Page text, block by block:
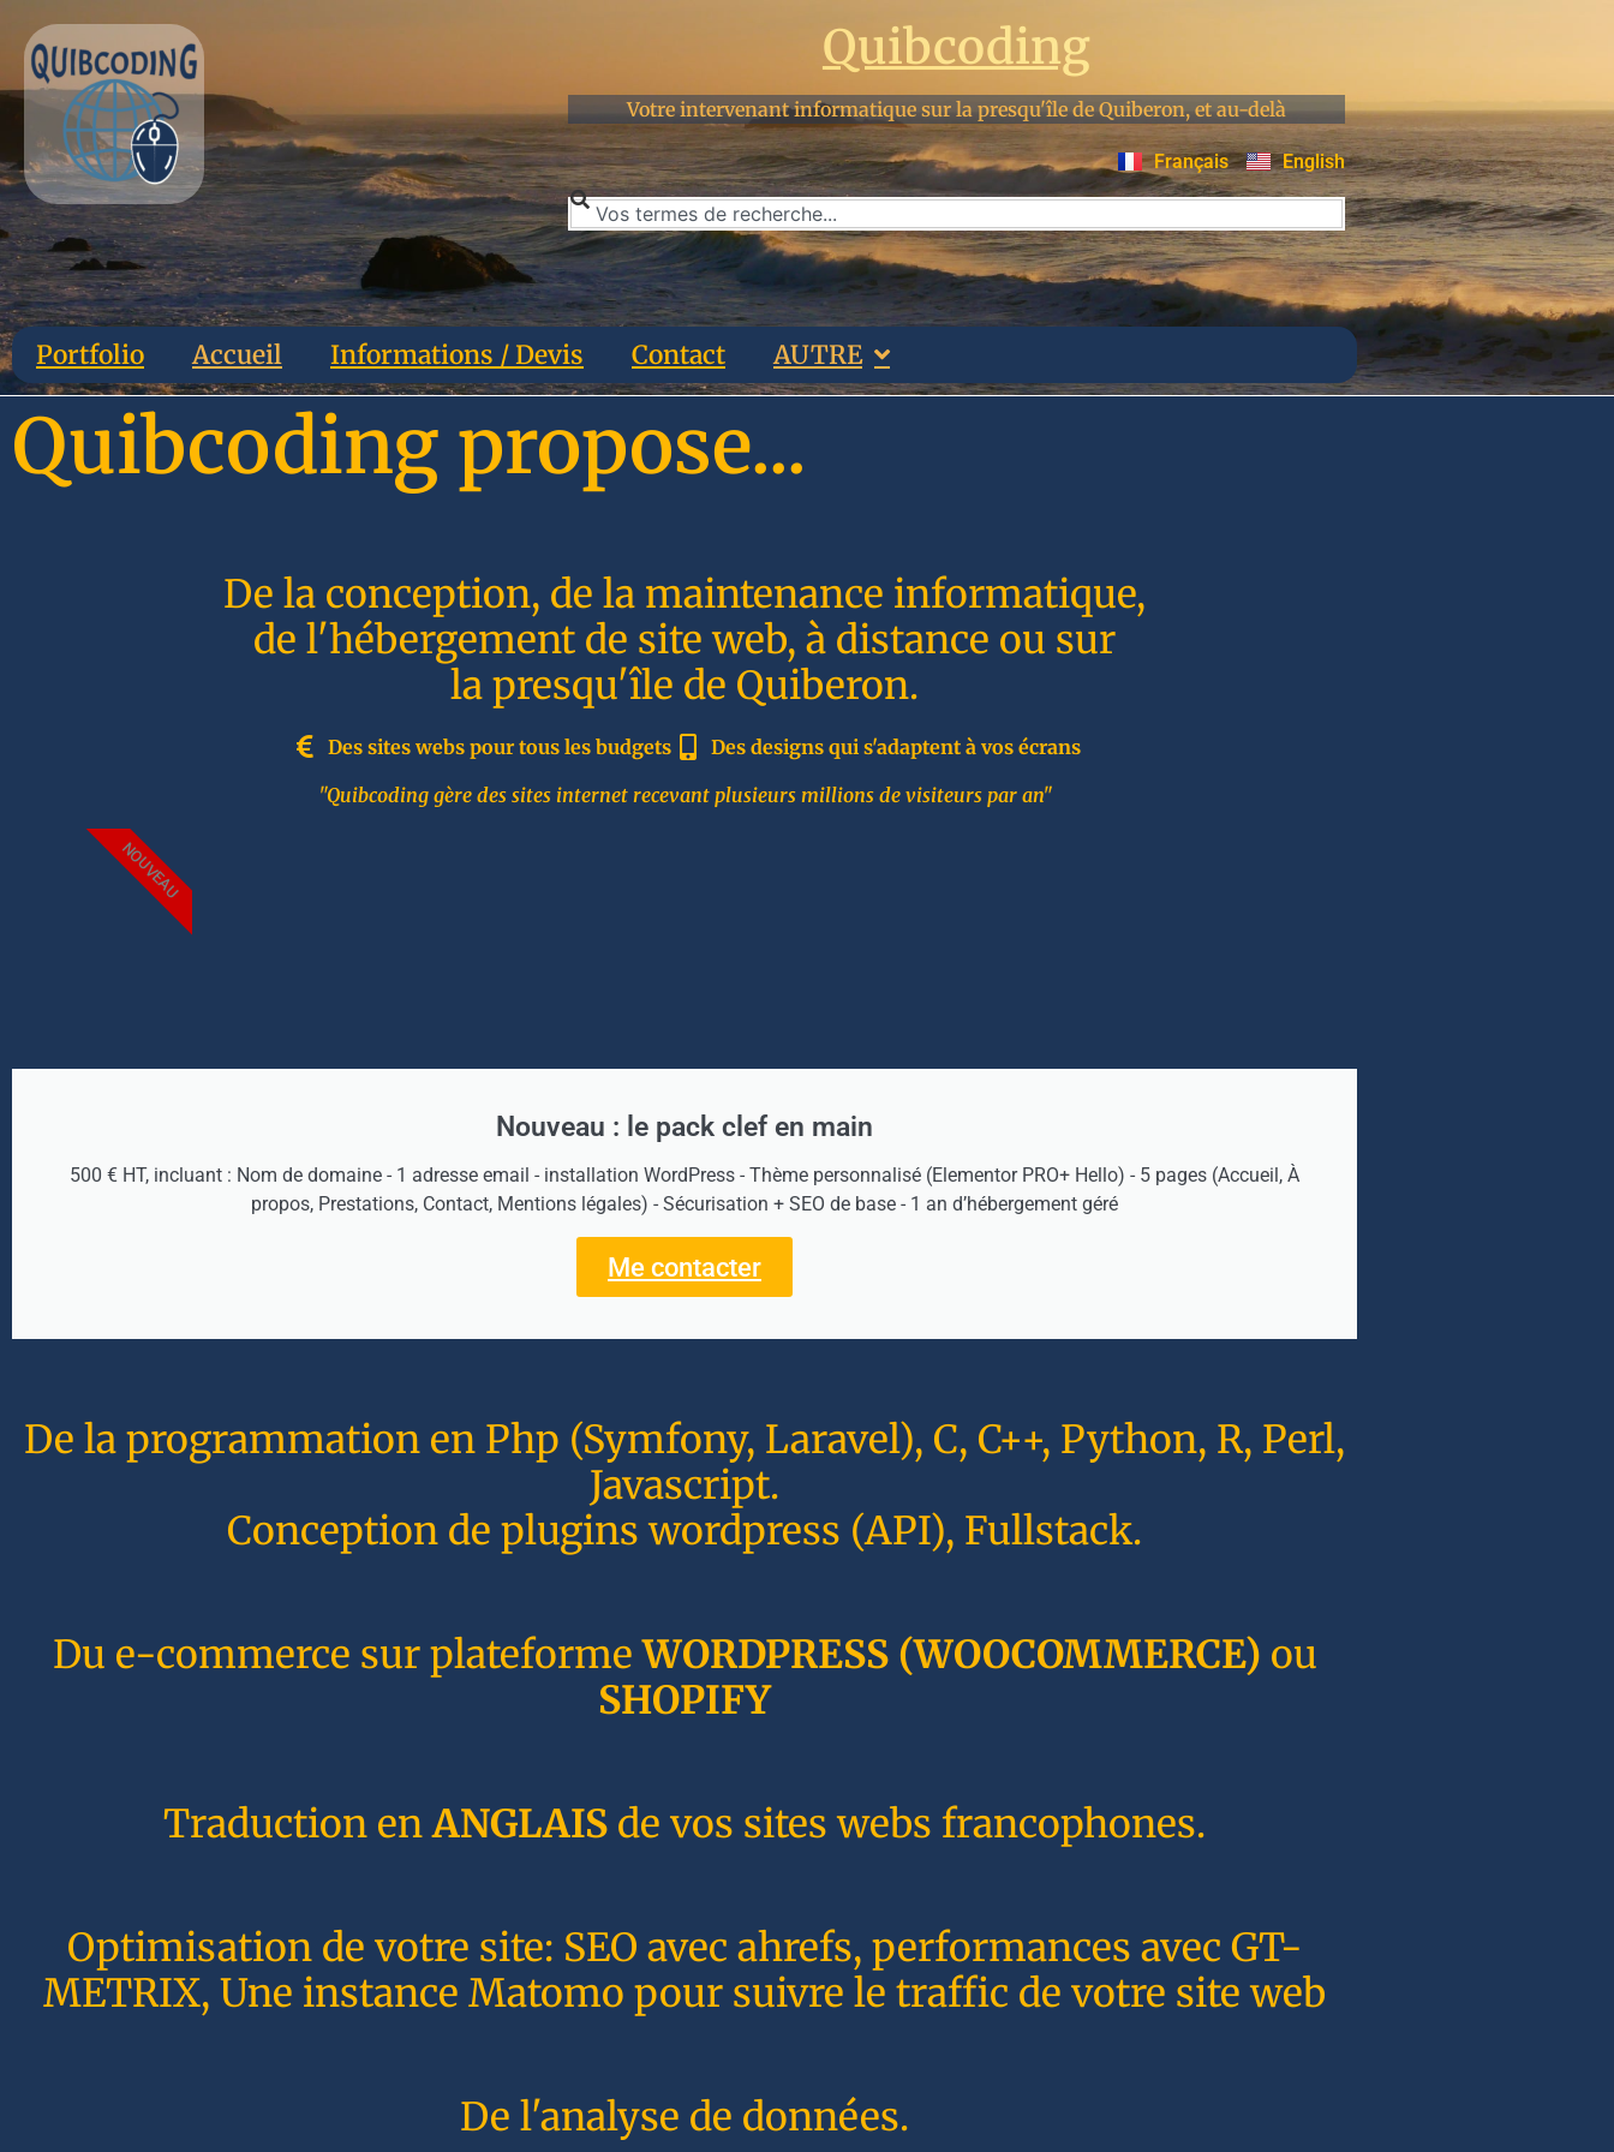
Quibcoding
Votre intervenant informatique sur la presqu'île de Quiberon, et au-delà
Français English
Portfolio Accueil Informations / Devis Contact AUTRE
Quibcoding propose...
De la conception, de la maintenance informatique,
de l'hébergement de site web, à distance ou sur
la presqu'île de Quiberon.
Des sites webs pour tous les budgets
Des designs qui s'adaptent à vos écrans
"Quibcoding gère des sites internet recevant plusieurs millions de visiteurs par an"
Nouveau : le pack clef en main
500 € HT, incluant : Nom de domaine - 1 adresse email - installation WordPress - Thème personnalisé (Elementor PRO+ Hello) - 5 pages (Accueil, À
propos, Prestations, Contact, Mentions légales) - Sécurisation + SEO de base - 1 an d’hébergement géré
Me contacter
NOUVEAU
De la programmation en Php (Symfony, Laravel), C, C++, Python, R, Perl,
Javascript.
Conception de plugins wordpress (API), Fullstack.
Du e-commerce sur plateformeWORDPRESS (WOOCOMMERCE) ou
SHOPIFY
Traduction enANGLAIS de vos sites webs francophones.
Optimisation de votre site: SEO avec ahrefs, performances avec GT-
METRIX, Une instance Matomo pour suivre le traffic de votre site web
De l'analyse de données.